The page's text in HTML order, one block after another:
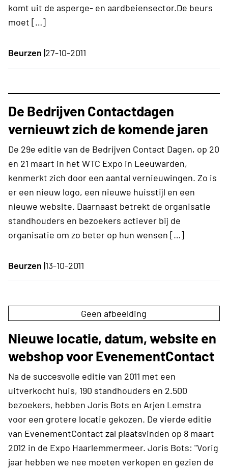
komt uit de asperge- en aardbeiensector.De beurs
moet […]
Beurzen |27-10-2011
De Bedrijven Contactdagen
vernieuwt zich de komende jaren
De 29e editie van de Bedrijven Contact Dagen, op 20
en 21 maart in het WTC Expo in Leeuwarden,
kenmerkt zich door een aantal vernieuwingen. Zo is
er een nieuw logo, een nieuwe huisstijl en een
nieuwe website. Daarnaast betrekt de organisatie
standhouders en bezoekers actiever bij de
organisatie om zo beter op hun wensen […]
Beurzen |13-10-2011
Geen afbeelding
Nieuwe locatie, datum, website en
webshop voor EvenementContact
Na de succesvolle editie van 2011 met een
uitverkocht huis, 190 standhouders en 2.500
bezoekers, hebben Joris Bots en Arjen Lemstra
voor een grotere locatie gekozen. De vierde editie
van EvenementContact zal plaatsvinden op 8 maart
2012 in de Expo Haarlemmermeer. Joris Bots: "Vorig
jaar hebben we nee moeten verkopen en gezien de